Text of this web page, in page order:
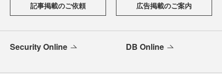
記事掲載のご依頼 広告掲載のご案内
Security Online DB Online